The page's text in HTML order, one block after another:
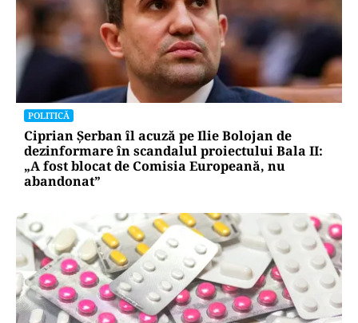
POLITICĂ
Ciprian Șerban îl acuză pe Ilie Bolojan de
dezinformare în scandalul proiectului Bala II:
„A fost blocat de Comisia Europeană, nu
abandonat”